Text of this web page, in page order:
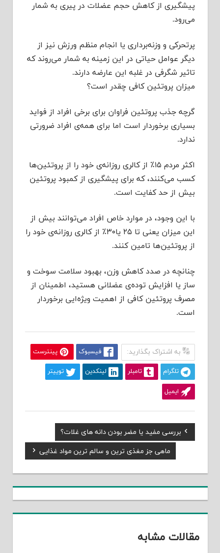
پیشگیری از کاهش حجم عضلات در پیری به شمار
می‌رود.
پرتحرکی و وزنه‌برداری یا انجام منظم ورزش نیز از
دیگر عوامل حیاتی در این زمینه به شمار می‌روند که
تاثیر شگرفی در غلبه این عارضه دارند.
میزان پروتئین کافی چقدر است؟
گرچه جذب پروتئین فراوان برای برخی افراد از فواید
بسیاری برخوردار است اما برای همه‌ی افراد ضرورتی
ندارد.
اکثر مردم ۱۵٪ از کالری روزانه‌ی خود را از پروتئین‌ها
کسب می‌کنند، که برای پیشگیری از کمبود پروتئین
بیش از حد کفایت است.
با این وجود، در موارد خاص افراد می‌توانند بیش از
این میزان یعنی تا ۲۵ یا۳۰٪ از کالری روزانه‌ی خود را
از پروتئین‌ها تامین کنند.
چنانچه در صدد کاهش وزن، بهبود سلامت سوخت و
ساز یا افزایش توده‌ی عضلانی هستید، اطمینان از
مصرف پروتئین کافی از اهمیت ویژه‌ایی برخوردار
است.
به اشتراک بگذارید: فیسبوک پینترست
تلگرام تامبلر لینکدین توییتر
ایمیل
راهبری
نوشته
Previous
Post:
بررسی مفید یا مضر بودن دانه های غلات؟
Next
Post:
ماهی جز مغذی ترین و سالم ترین مواد غذایی
مقالات مشابه